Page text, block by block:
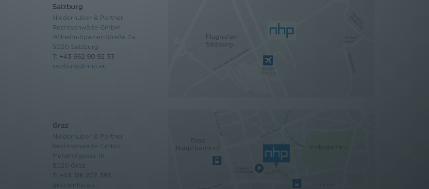
Salzburg
Niederhuber & Partner
Rechtsanwälte GmbH
Wilhelm-Spazier-Straße 2a
5020 Salzburg
T: +43 662 90 92 33
salzburg@nhp.eu
Graz
Niederhuber & Partner
Rechtsanwälte GmbH
Metahofgasse 16
8020 Graz
+43 316 207 383
graz@nhp.eu